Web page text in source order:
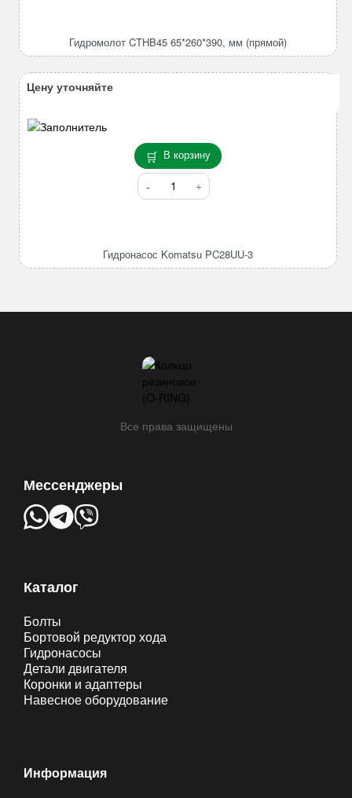
мм
Гидромолот CTHB45 65*260*390, мм (прямой)
В корзину
Количество
товара
3
Гидронасос Komatsu PC28UU-3
Цену уточняйте
Все права защищены
Мессенджеры
Каталог
Болты
Бортовой редуктор хода
Гидронасосы
Детали двигателя
Коронки и адаптеры
Навесное оборудование
Информация